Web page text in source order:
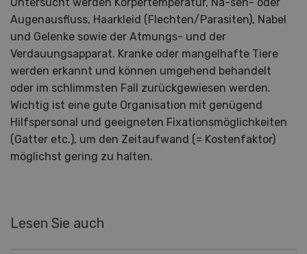
Augenausfluss, Haarkleid (Flechten/Parasiten), Nabel
und Gelenke sowie der Atmungs- und der
Verdauungsapparat. Kranke oder mangelhafte Tiere
werden erkannt und können umgehend behandelt
oder im schlimmsten Fall zurückgewiesen werden.
Wichtig ist eine gute Organisation mit genügend
Hilfspersonal und geeigneten Fixationsmöglichkeiten
(Gatter etc.), um den Zeitaufwand (= Kostenfaktor)
möglichst gering zu halten.
Lesen Sie auch